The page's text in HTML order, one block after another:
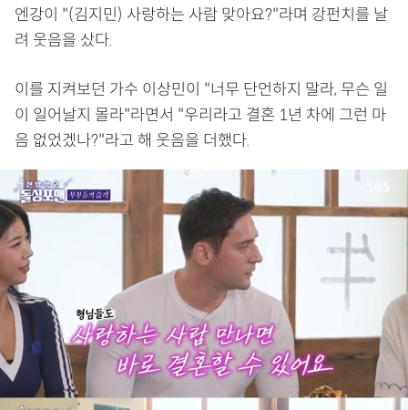
엔강이 "(김지민) 사랑하는 사람 맞아요?"라며 강펀치를 날
려 웃음을 샀다.
이를 지켜보던 가수 이상민이 "너무 단언하지 말라, 무슨 일
이 일어날지 몰라"라면서 "우리라고 결혼 1년 차에 그런 마
음 없었겠나?"라고 해 웃음을 더했다.